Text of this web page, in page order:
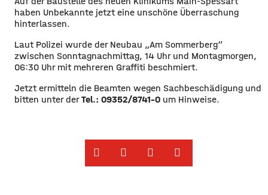
haben Unbekannte jetzt eine unschöne Überraschung
hinterlassen.
Laut Polizei wurde der Neubau „Am Sommerberg“
zwischen Sonntagnachmittag, 14 Uhr und Montagmorgen,
06:30 Uhr mit mehreren Graffiti beschmiert.
Jetzt ermitteln die Beamten wegen Sachbeschädigung und
bitten unter derTel.: 09352/8741-0 um Hinweise.